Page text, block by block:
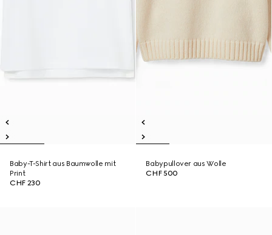
Baby-T-Shirt aus Baumwolle mit
Print
CHF 230
Babypullover aus Wolle
CHF 500